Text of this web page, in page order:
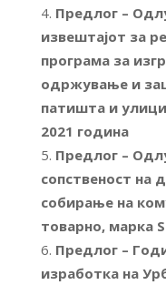
Предлог –
извештајот за
програма за
одржување и
патишта и
2021 година
Предлог –
сопственост на
собирање на
товарно, марка
Предлог –
изработка на